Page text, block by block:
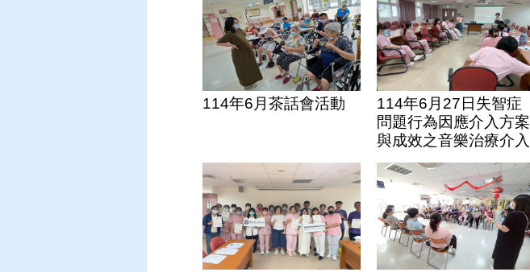
114年6月茶話會活動
114年6月27日失智症
問題行為因應介入方案
與成效之音樂治療介入
課程(第一次課程)